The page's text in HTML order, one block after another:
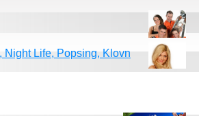
Night Life, Popsing, Klovn